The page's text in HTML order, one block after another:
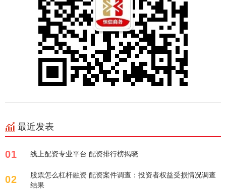
最近发表
01 线上配资专业平台 配资排行榜揭晓
02
股票怎么杠杆融资 配资案件调查：投资者权益受损情况调查
结果